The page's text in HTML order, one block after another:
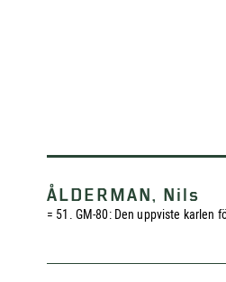
ÅLDERMAN, Nils
= 51. GM-80: Den uppviste karlen